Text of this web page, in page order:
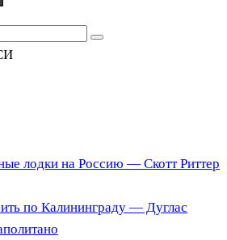
лодки на Россию — Скотт Риттер
по Калининграду — Дуглас